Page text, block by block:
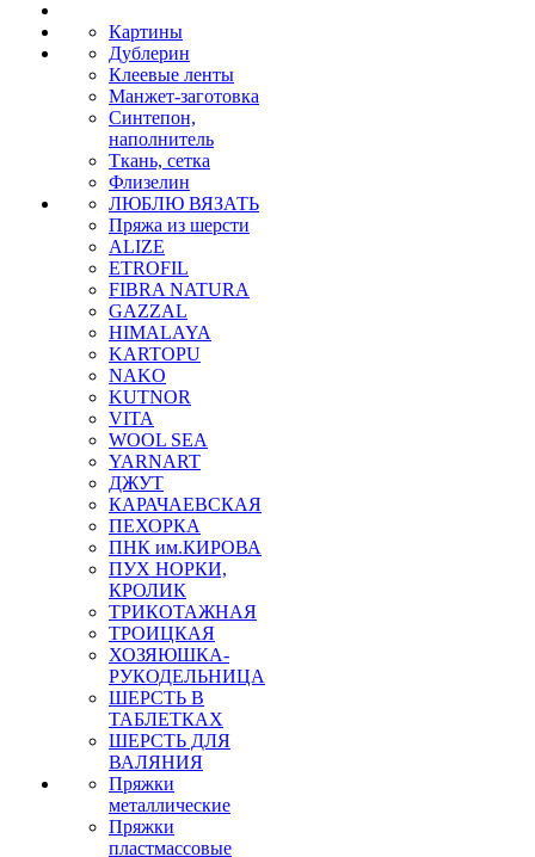
Картины
Дублерин
Клеевые ленты
Манжет-заготовка
Синтепон,
наполнитель
Ткань, сетка
Флизелин
ЛЮБЛЮ ВЯЗАТЬ
Пряжа из шерсти
ALIZE
ETROFIL
FIBRA NATURA
GAZZAL
HIMALAYA
KARTOPU
NAKO
KUTNOR
VITA
WOOL SEA
YARNART
ДЖУТ
КАРАЧАЕВСКАЯ
ПЕХОРКА
ПНК им.КИРОВА
ПУХ НОРКИ,
КРОЛИК
ТРИКОТАЖНАЯ
ТРОИЦКАЯ
ХОЗЯЮШКА-
РУКОДЕЛЬНИЦА
ШЕРСТЬ В
ТАБЛЕТКАХ
ШЕРСТЬ ДЛЯ
ВАЛЯНИЯ
Пряжки
металлические
Пряжки
пластмассовые